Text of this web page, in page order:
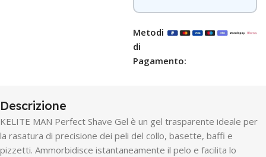
Metodi
di
Pagamento:
Descrizione
KELITE MAN Perfect Shave Gel è un gel trasparente ideale per
la rasatura di precisione dei peli del collo, basette, baffi e
pizzetti. Ammorbidisce istantaneamente il pelo e facilita lo